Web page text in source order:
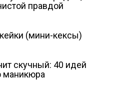
правдой
(мини-кексы)
скучный: 40 идей
маникюра